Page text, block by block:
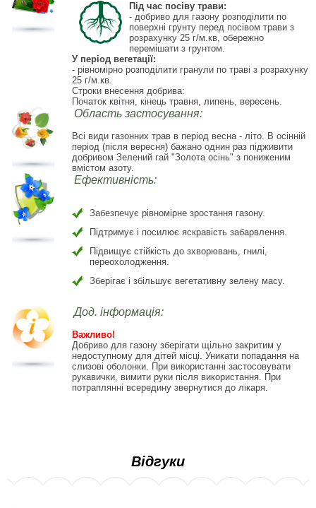
Під час посіву трави:
- добриво для газону розподілити по
поверхні грунту перед посівом трави з
розрахунку 25 г/м.кв, обережно
перемішати з грунтом.
У період вегетації:
- рівномірно розподілити гранули по траві з розрахунку
25 г/м.кв.
Строки внесення добрива:
Початок квітня, кінець травня, липень, вересень.
Область застосування:
Всі види газонних трав в період весна - літо. В осінній
період (після вересня) бажано однин раз підживити
добривом Зелений гай "Золота осінь" з пониженим
вмістом азоту.
Ефективність:
Забезпечує рівномірне зростання газону.
Підтримує і посилює яскравість забарвлення.
Підвищує стійкість до зхворювань, гнилі,
переохолодження.
Зберігає і збільшує вегетативну зелену масу.
Дод. інформація:
Важливо!
Добриво для газону зберігати щільно закритим у
недоступному для дітей місці. Уникати попадання на
слизові оболонки. При використанні застосовувати
рукавички, вимити руки після використання. При
потраплянні всередину звернутися до лікаря.
Відгуки